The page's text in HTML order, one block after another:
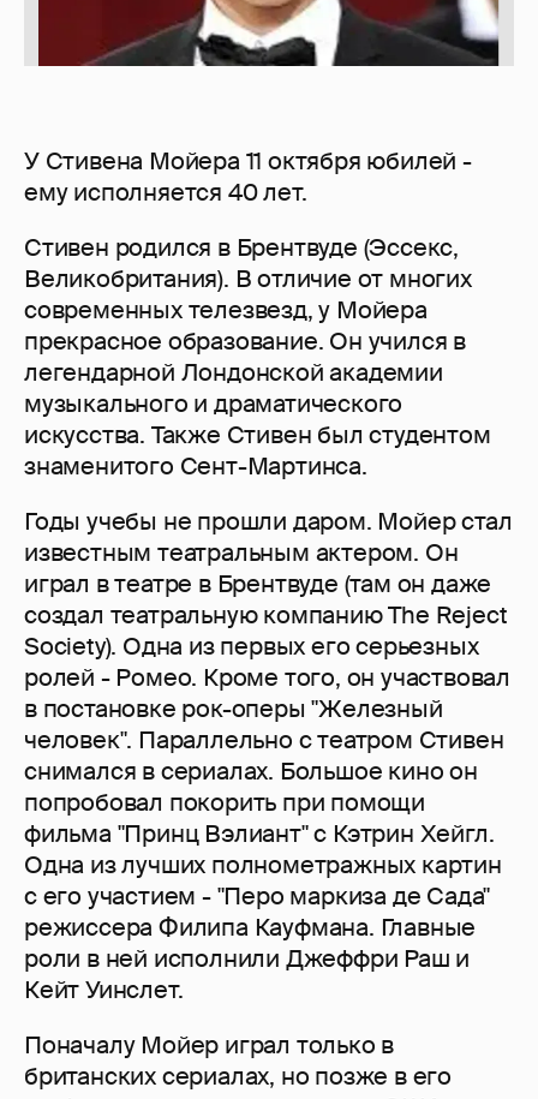
У Стивена Мойера 11 октября юбилей -
ему исполняется 40 лет.
Стивен родился в Брентвуде (Эссекс,
Великобритания). В отличие от многих
современных телезвезд, у Мойера
прекрасное образование. Он учился в
легендарной Лондонской академии
музыкального и драматического
искусства. Также Стивен был студентом
знаменитого Сент-Мартинса.
Годы учебы не прошли даром. Мойер стал
известным театральным актером. Он
играл в театре в Брентвуде (там он даже
создал театральную компанию The Reject
Society). Одна из первых его серьезных
ролей - Ромео. Кроме того, он участвовал
в постановке рок-оперы "Железный
человек". Параллельно с театром Стивен
снимался в сериалах. Большое кино он
попробовал покорить при помощи
фильма "Принц Вэлиант" с Кэтрин Хейгл.
Одна из лучших полнометражных картин
с его участием - "Перо маркиза де Сада"
режиссера Филипа Кауфмана. Главные
роли в ней исполнили Джеффри Раш и
Кейт Уинслет.
Поначалу Мойер играл только в
британских сериалах, но позже в его